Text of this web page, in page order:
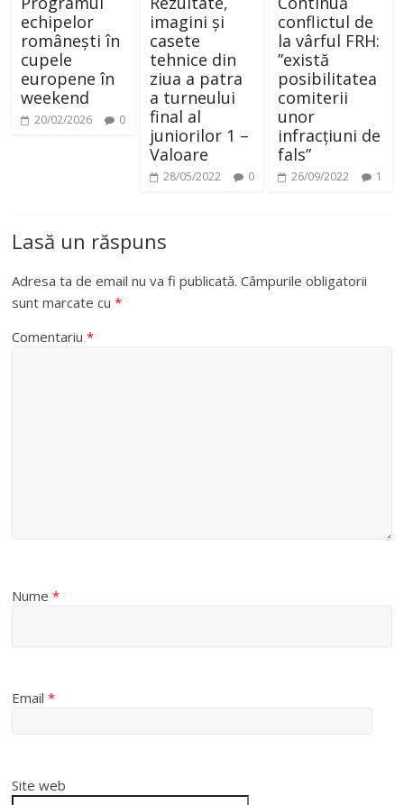
echipelor
românești în
cupele
europene în
weekend
20/02/2026 0
imagini și
casete
tehnice din
ziua a patra
a turneului
final al
juniorilor 1 –
Valoare
28/05/2022 0
conflictul de
la vârful FRH:
”există
posibilitatea
comiterii
unor
infracțiuni de
fals”
26/09/2022 1
Lasă un răspuns
Adresa ta de email nu va fi publicată. Câmpurile obligatorii
sunt marcate cu*
Comentariu*
Nume*
Email*
Site web